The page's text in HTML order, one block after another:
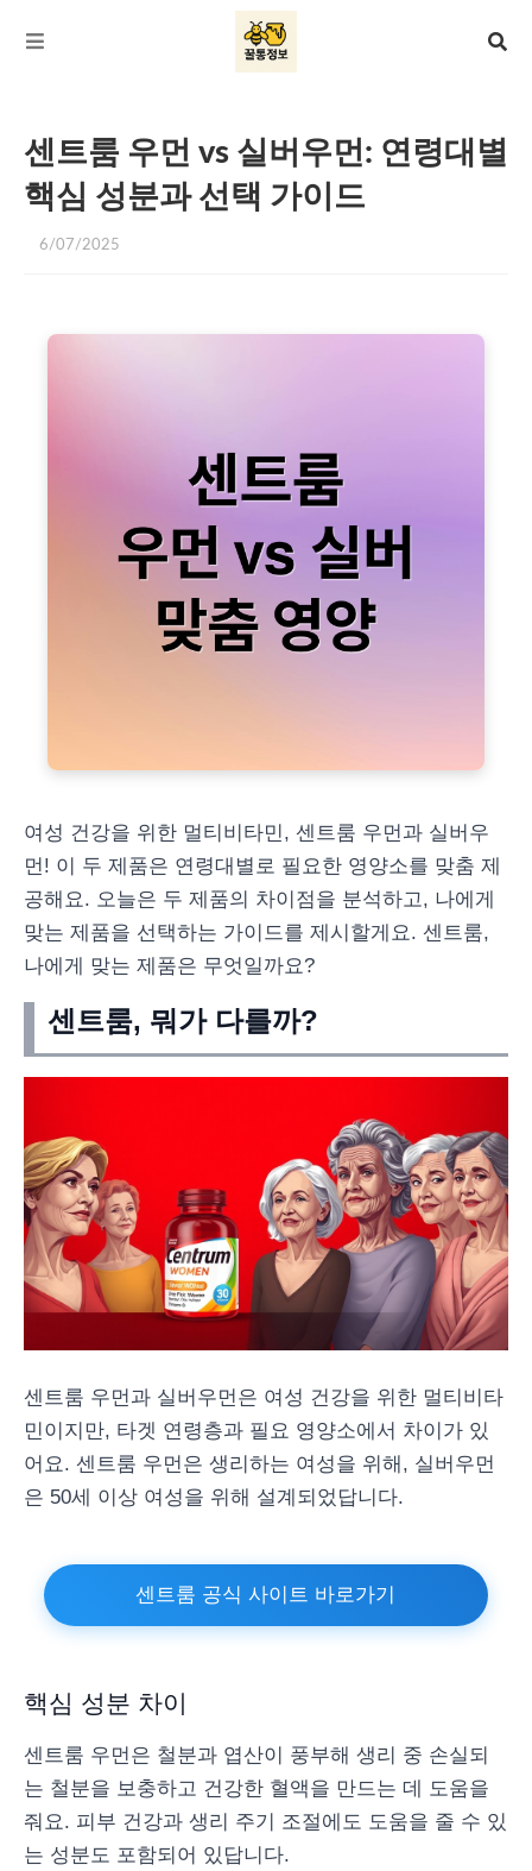
센트룸 우먼 vs 실버우먼: 연령대별
핵심 성분과 선택 가이드
6/07/2025
여성 건강을 위한 멀티비타민, 센트룸 우먼과 실버우
먼! 이 두 제품은 연령대별로 필요한 영양소를 맞춤 제
공해요. 오늘은 두 제품의 차이점을 분석하고, 나에게
맞는 제품을 선택하는 가이드를 제시할게요. 센트룸,
나에게 맞는 제품은 무엇일까요?
센트룸, 뭐가 다를까?
센트룸 우먼과 실버우먼은 여성 건강을 위한 멀티비타
민이지만, 타겟 연령층과 필요 영양소에서 차이가 있
어요. 센트룸 우먼은 생리하는 여성을 위해, 실버우먼
은 50세 이상 여성을 위해 설계되었답니다.
센트룸 공식 사이트 바로가기
핵심 성분 차이
센트룸 우먼은 철분과 엽산이 풍부해 생리 중 손실되
는 철분을 보충하고 건강한 혈액을 만드는 데 도움을
줘요. 피부 건강과 생리 주기 조절에도 도움을 줄 수 있
는 성분도 포함되어 있답니다.